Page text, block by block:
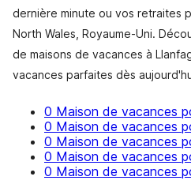
dernière minute ou vos retraites
North Wales, Royaume-Uni.
de maisons de vacances à
vacances parfaites dès
0 Maison de vacances
0 Maison de vacances
0 Maison de vacances
0 Maison de vacances
0 Maison de vacances